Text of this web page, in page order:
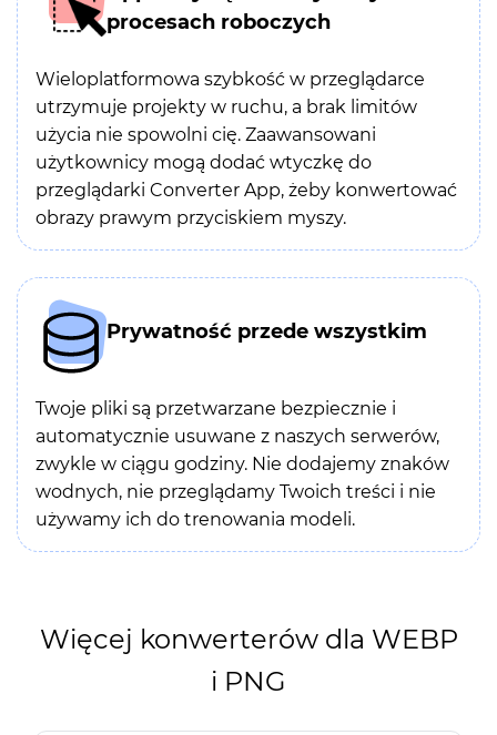
procesach roboczych
Wieloplatformowa szybkość w przeglądarce
utrzymuje projekty w ruchu, a brak limitów
użycia nie spowolni cię. Zaawansowani
użytkownicy mogą dodać wtyczkę do
przeglądarki Converter App, żeby konwertować
obrazy prawym przyciskiem myszy.
Prywatność przede wszystkim
Twoje pliki są przetwarzane bezpiecznie i
automatycznie usuwane z naszych serwerów,
zwykle w ciągu godziny. Nie dodajemy znaków
wodnych, nie przeglądamy Twoich treści i nie
używamy ich do trenowania modeli.
Więcej konwerterów dla WEBP
i PNG